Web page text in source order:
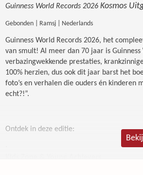
Guinness World Records 2026 Kosmos
Gebonden | Ramsj | Nederlands
Guinness World Records 2026, het
van smult! Al meer dan 70 jaar is
verbazingwekkende prestaties,
100% herzien, dus ook dit jaar barst het
foto’s en verhalen die ouders én kinderen
echt?!”.
Ontdek in deze editie: